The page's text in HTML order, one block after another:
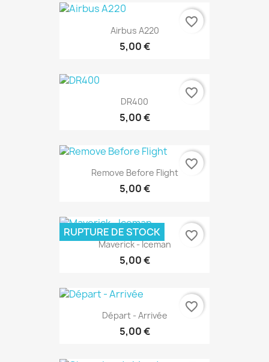
Airbus A220
5,00 €
favorite_border
DR400
5,00 €
favorite_border
Remove Before Flight
5,00 €
favorite_border
Maverick - Iceman
5,00 €
RUPTURE DE STOCK favorite_border
Départ - Arrivée
5,00 €
favorite_border